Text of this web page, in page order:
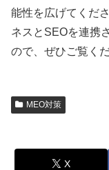
能性を広げてくだ
ネスとSEOを連携
ので、ぜひご覧くだ
MEO対策
X